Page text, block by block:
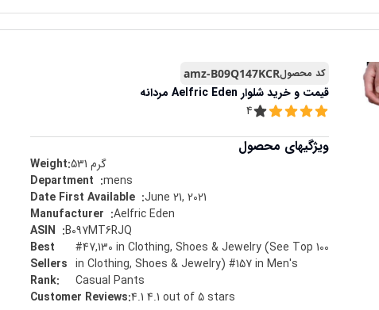
کد محصولamz-B09Q147KCR
قیمت و خریدشلوار Aelfric Eden مردانه
4
ویژگیهای محصول
Weight:531 گرم
:mens
:June 21, 2021
:Aelfric Eden
:B097MT6RJQ
Best
Sellers
Rank:
#47,130 in Clothing, Shoes & Jewelry (See Top 100
in Clothing, Shoes & Jewelry) #157 in Men's
Casual Pants
Customer Reviews:4.1 4.1 out of 5 stars